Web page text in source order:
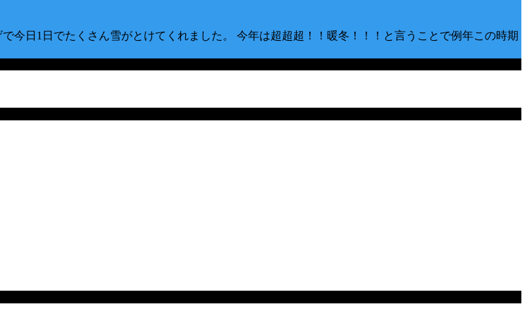
今日1日でたくさん雪がとけてくれました。 今年は超超超！！暖冬！！！と言うことで例年この時期